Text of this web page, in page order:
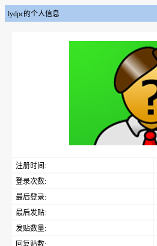
lydpc的个人信息
注册时间:
登录次数:
最后登录:
最后发贴:
发贴数量:
回复贴数: